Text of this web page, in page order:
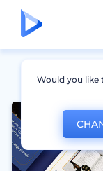
Would you like